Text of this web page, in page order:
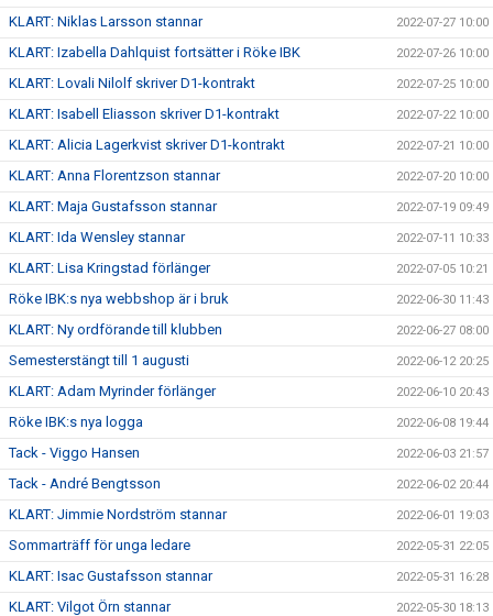
KLART: Niklas Larsson stannar 2022-07-27 10:00
KLART: Izabella Dahlquist fortsätter i Röke IBK 2022-07-26 10:00
KLART: Lovali Nilolf skriver D1-kontrakt 2022-07-25 10:00
KLART: Isabell Eliasson skriver D1-kontrakt 2022-07-22 10:00
KLART: Alicia Lagerkvist skriver D1-kontrakt 2022-07-21 10:00
KLART: Anna Florentzson stannar 2022-07-20 10:00
KLART: Maja Gustafsson stannar 2022-07-19 09:49
KLART: Ida Wensley stannar 2022-07-11 10:33
KLART: Lisa Kringstad förlänger 2022-07-05 10:21
Röke IBK:s nya webbshop är i bruk 2022-06-30 11:43
KLART: Ny ordförande till klubben 2022-06-27 08:00
Semesterstängt till 1 augusti 2022-06-12 20:25
KLART: Adam Myrinder förlänger 2022-06-10 20:43
Röke IBK:s nya logga 2022-06-08 19:44
Tack - Viggo Hansen 2022-06-03 21:57
Tack - André Bengtsson 2022-06-02 20:44
KLART: Jimmie Nordström stannar 2022-06-01 19:03
Sommarträff för unga ledare 2022-05-31 22:05
KLART: Isac Gustafsson stannar 2022-05-31 16:28
KLART: Vilgot Örn stannar 2022-05-30 18:13